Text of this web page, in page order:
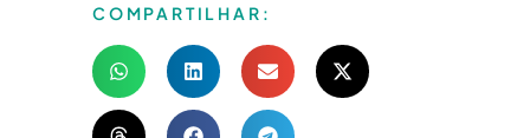
COMPARTILHAR: